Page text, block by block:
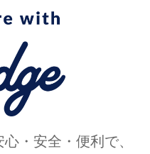
・安全・便利で、